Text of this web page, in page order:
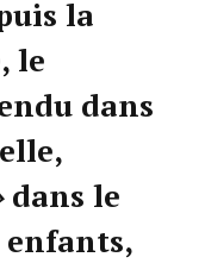
la
le
dans
dans le
enfants,